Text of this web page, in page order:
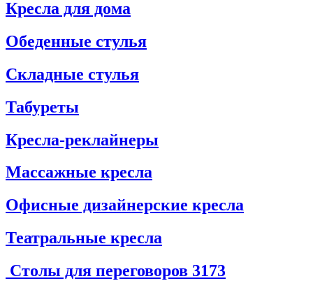
Кресла для дома
Обеденные стулья
Складные стулья
Табуреты
Кресла-реклайнеры
Массажные кресла
Офисные дизайнерские кресла
Театральные кресла
Столы для переговоров 3173